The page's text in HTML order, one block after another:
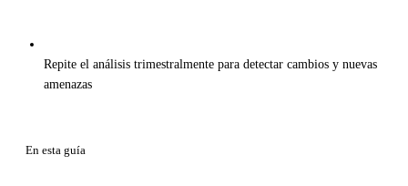
Repite el análisis trimestralmente para detectar cambios y nuevas
amenazas
En esta guía